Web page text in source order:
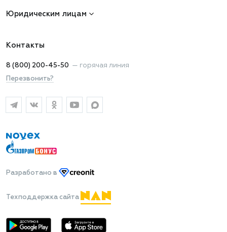
Юридическим лицам
Контакты
8 (800) 200-45-50 — горячая линия
Перезвонить?
Разработано в
Техподдержка сайта